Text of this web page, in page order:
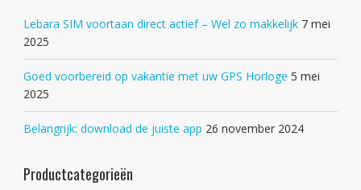
Lebara SIM voortaan direct actief – Wel zo makkelijk 7 mei
2025
Goed voorbereid op vakantie met uw GPS Horloge 5 mei
2025
Belangrijk: download de juiste app 26 november 2024
Productcategorieën